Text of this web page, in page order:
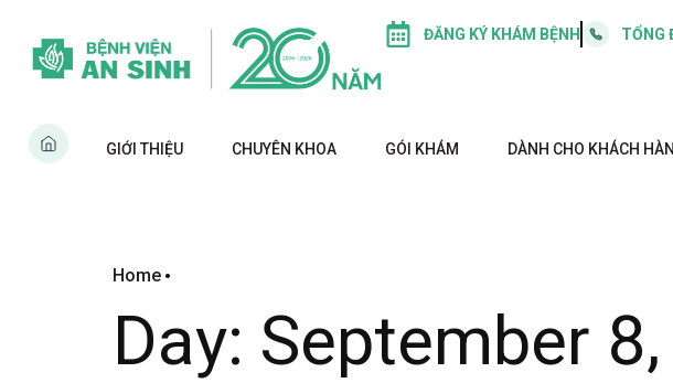
ĐĂNG KÝ KHÁM BỆNH TỔNG
GIỚI THIỆU CHUYÊN KHOA GÓI KHÁM DÀNH CHO KHÁCH
Home
Day: September